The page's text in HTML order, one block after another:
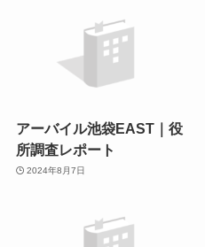
アーバイル池袋EAST｜役
所調査レポート
2024年8月7日